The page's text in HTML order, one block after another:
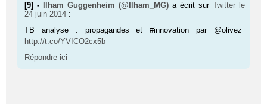
[9] - Ilham Guggenheim (@Ilham_MG) a écrit sur Twitter
le
24 juin 2014 :
TB analyse : propagandes et #innovation par @olivez
http://t.co/YVICO2cx5b
Répondre ici